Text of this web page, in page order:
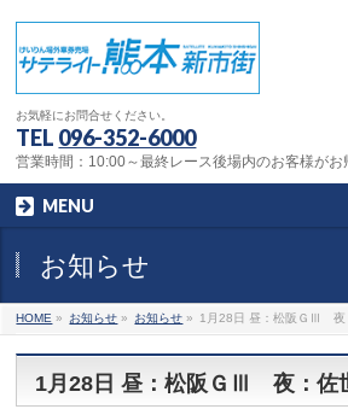
お気軽にお問合せください。
TEL 096-352-6000
営業時間：10:00～最終レース後場内のお客様がお
MENU
お知らせ
HOME » お知らせ » お知らせ » 1月28日 昼：松阪ＧⅢ 夜
1月28日 昼：松阪ＧⅢ 夜：佐